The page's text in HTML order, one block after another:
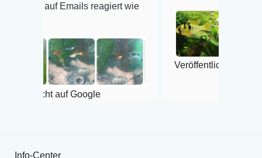
Emails reagiert wie
auf Google
Veröffentlicht auf Google
Info-Center